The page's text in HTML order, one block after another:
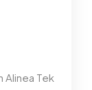
Tek